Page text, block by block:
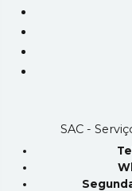
SAC -